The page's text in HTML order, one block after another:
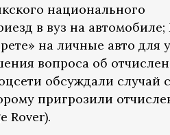
национального
в вуз на
на личные авто для
вопроса об
обсуждали случай
пригрозили
Rover).